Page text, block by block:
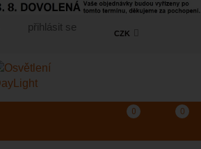
přihlásit se
CZK
Košík 0
(prázdný)
0
Porovnání produktů